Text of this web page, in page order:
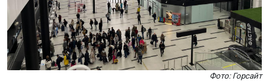
Фото: Горсайт